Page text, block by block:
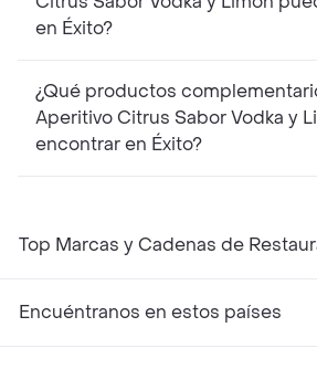
en Éxito?
¿Qué productos
Aperitivo Citrus Sabor Vodka y
encontrar en Éxito?
Top Marcas y Cadenas de
Encuéntranos en estos países